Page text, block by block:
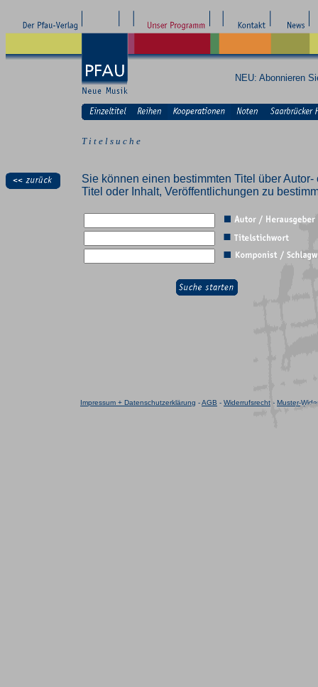
NEU: Abonnieren
T i t e l s u c h e
Sie können einen bestimmten Titel über
Titel oder Inhalt, Veröffentlichungen zu
Impressum + Datenschutzerklärung -AGB - Widerrufsrecht - Muster-